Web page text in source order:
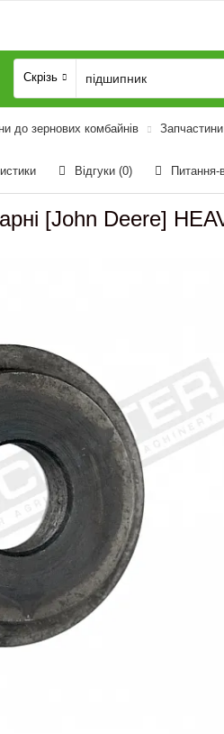
Скрізь
до зернових комбайнів
Відгуки (0) Питання-
[John Deere]